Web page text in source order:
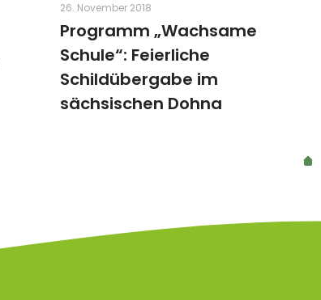
26. November 2018
Programm „Wachsame
Schule“: Feierliche
Schildübergabe im
sächsischen Dohna